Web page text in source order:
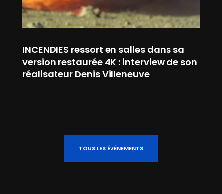
INCENDIES ressort en salles dans sa
version restaurée 4K : interview de son
réalisateur Denis Villeneuve
TOUS LES ÉVÉNEMENTS